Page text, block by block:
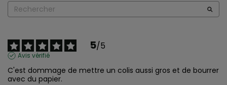
5/5
Avis vérifié
C'est dommage de mettre un colis aussi gros et de bourrer
avec du papier.